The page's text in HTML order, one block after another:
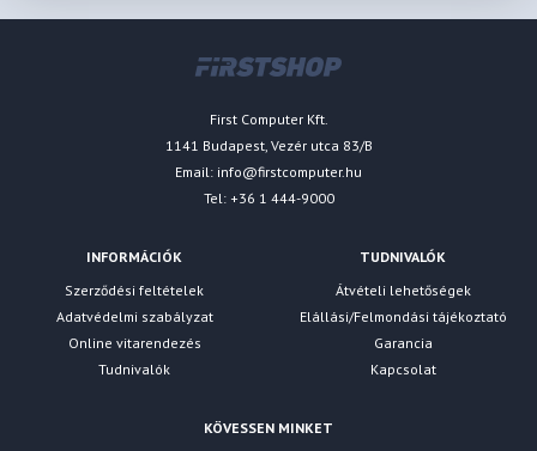
First Computer Kft.
1141 Budapest, Vezér utca 83/B
Email: info@firstcomputer.hu
Tel: +36 1 444-9000
INFORMÁCIÓK
Szerződési feltételek
Adatvédelmi szabályzat
Online vitarendezés
Tudnivalók
TUDNIVALÓK
Átvételi lehetőségek
Elállási/Felmondási tájékoztató
Garancia
Kapcsolat
KÖVESSEN MINKET